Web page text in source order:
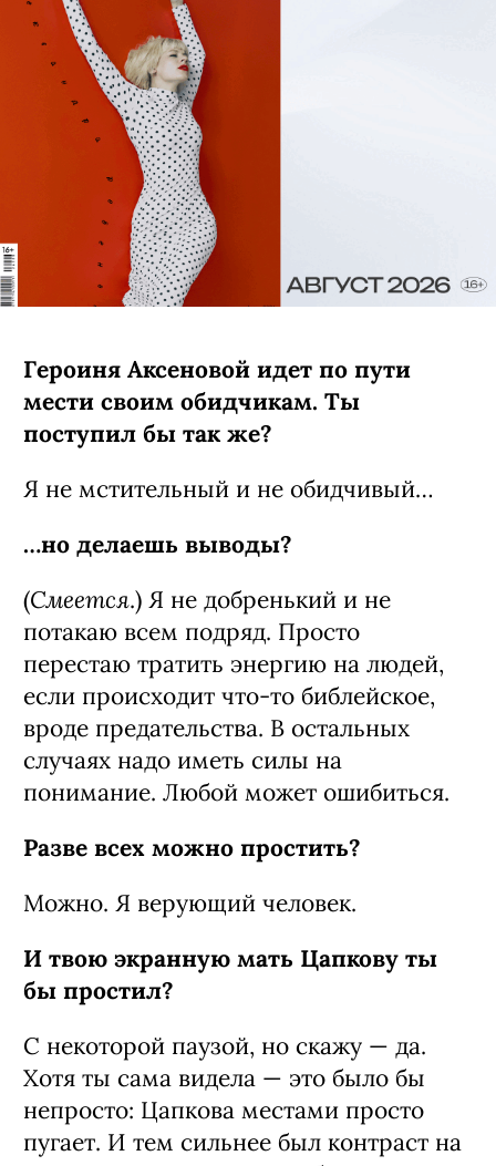
Героиня Аксеновой идет по пути
мести своим обидчикам. Ты
поступил бы так же?
Я не мстительный и не обидчивый…
…но делаешь выводы?
(Смеется.) Я не добренький и не
потакаю всем подряд. Просто
перестаю тратить энергию на людей,
если происходит что-то библейское,
вроде предательства. В остальных
случаях надо иметь силы на
понимание. Любой может ошибиться.
Разве всех можно простить?
Можно. Я верующий человек.
И твою экранную мать Цапкову ты
бы простил?
С некоторой паузой, но скажу — да.
Хотя ты сама видела — это было бы
непросто: Цапкова местами просто
пугает. И тем сильнее был контраст на